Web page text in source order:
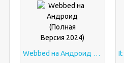
Webbed на Андроид (Полная Версия 2024)